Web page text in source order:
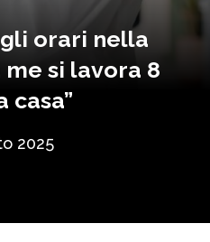
orari nella
si lavora 8
casa”
2025